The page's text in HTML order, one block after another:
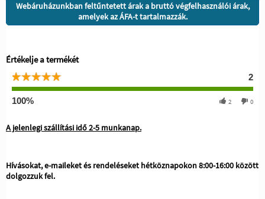
Webáruházunkban feltűntetett árak a bruttó végfelhasználói árak,
amelyek az ÁFA-t tartalmazzák.
Értékelje a termékét
2
100% 2 0
A jelenlegi szállítási idő 2-5 munkanap.
Hívásokat, e-maileket és rendeléseket hétköznapokon 8:00-16:00 között
dolgozzuk fel.